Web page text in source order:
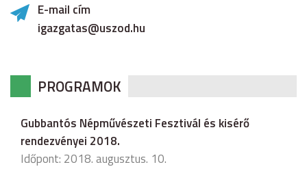
E-mail cím
igazgatas@uszod.hu
PROGRAMOK
Gubbantós Népművészeti Fesztivál és kisérő
rendezvényei 2018.
Időpont: 2018. augusztus. 10.